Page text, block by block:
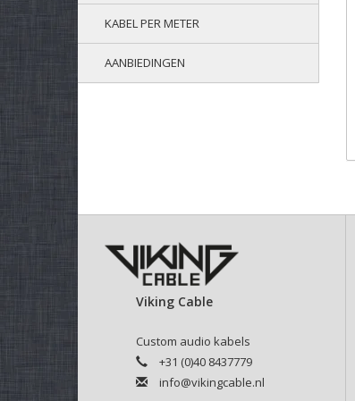
KABEL PER METER
AANBIEDINGEN
Viking Cable
Custom audio kabels
+31 (0)40 8437779
info@vikingcable.nl